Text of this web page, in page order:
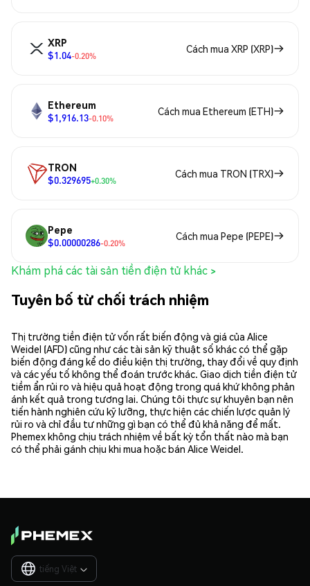
XRP
$1.04-0.20%
Cách mua XRP (XRP)
Ethereum
$1,916.13-0.10%
Cách mua Ethereum (ETH)
TRON
$0.329695+0.30%
Cách mua TRON (TRX)
Pepe
$0.00000286-0.20%
Cách mua Pepe (PEPE)
Khám phá các tài sản tiền điện tử khác >
Tuyên bố từ chối trách nhiệm
Thị trường tiền điện tử vốn rất biến động và giá của Alice
Weidel (AFD) cũng như các tài sản kỹ thuật số khác có thể gặp
biến động đáng kể do điều kiện thị trường, thay đổi về quy định
và các yếu tố không thể đoán trước khác. Giao dịch tiền điện tử
tiềm ẩn rủi ro và hiệu quả hoạt động trong quá khứ không phản
ánh kết quả trong tương lai. Chúng tôi thực sự khuyên bạn nên
tiến hành nghiên cứu kỹ lưỡng, thực hiện các chiến lược quản lý
rủi ro và chỉ đầu tư những gì bạn có thể đủ khả năng để mất.
Phemex không chịu trách nhiệm về bất kỳ tổn thất nào mà bạn
có thể phải gánh chịu khi mua hoặc bán Alice Weidel.
tiếng Việt 